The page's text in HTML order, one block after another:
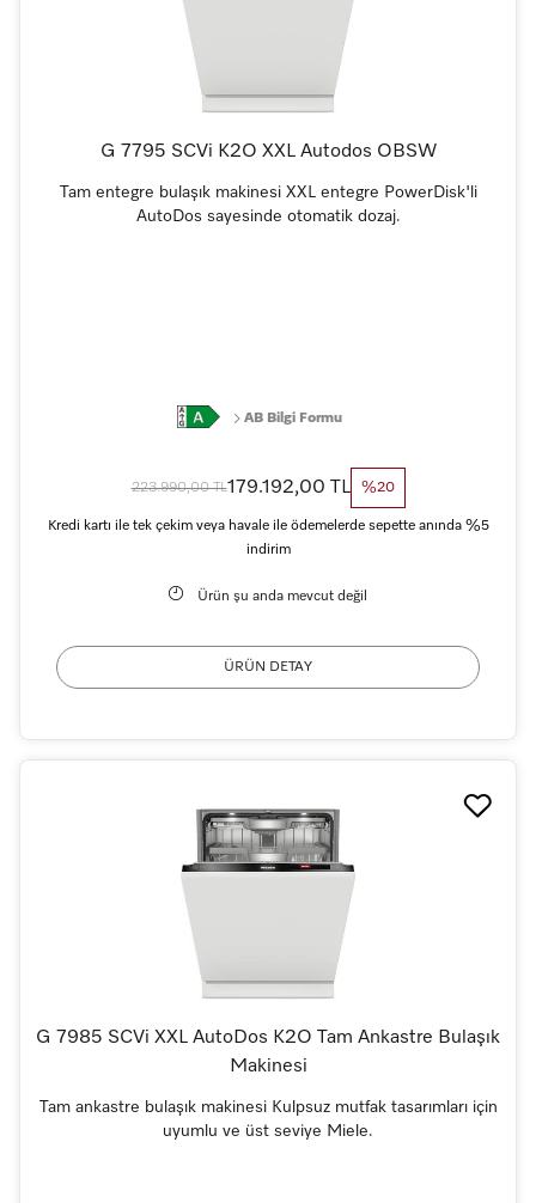
G 7795 SCVi K2O XXL Autodos OBSW
Tam entegre bulaşık makinesi XXL entegre PowerDisk'li
AutoDos sayesinde otomatik dozaj.
AB Bilgi Formu
223.990,00 TL179.192,00 TL %20
Kredi kartı ile tek çekim veya havale ile ödemelerde sepette anında %5
indirim
Ürün şu anda mevcut değil
ÜRÜN DETAY
G 7985 SCVi XXL AutoDos K2O Tam Ankastre Bulaşık
Makinesi
Tam ankastre bulaşık makinesi Kulpsuz mutfak tasarımları için
uyumlu ve üst seviye Miele.